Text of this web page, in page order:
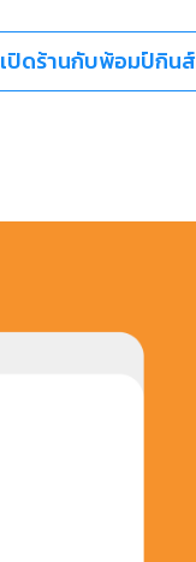
เปิดร้านกับพ้อมป์กินส์